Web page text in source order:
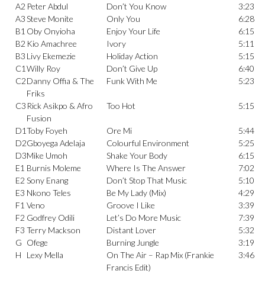
A2 Peter Abdul Don’t You Know
3:23
A3Steve Monite Only You
6:28
B1 Oby Onyioha Enjoy Your Life
6:15
B2 Kio Amachree Ivory
5:11
B3 Livy Ekemezie Holiday Action
5:15
C1 Willy Roy Don’t Give Up
6:40
C2Danny Offia & The
Friks
Funk With Me 5:23
C3 Rick Asikpo &Afro
Fusion
Too Hot 5:15
D1Toby Foyeh Ore Mi
5:44
D2Gboyega Adelaja Colourful Environment
5:25
D3Mike Umoh Shake Your Body
6:15
E1 Burnis Moleme Where Is The Answer
7:02
E2 Sony Enang Don’t Stop That Music
5:10
E3 Nkono Teles Be My Lady (Mix)
4:29
F1 Veno Groove I Like
3:39
F2 Godfrey Odili Let’s Do More Music
7:39
F3 Terry Mackson Distant Lover
5:32
G Ofege Burning Jungle
3:19
H
Lexy Mella
On The Air – Rap Mix (Frankie
Francis Edit)
3:46